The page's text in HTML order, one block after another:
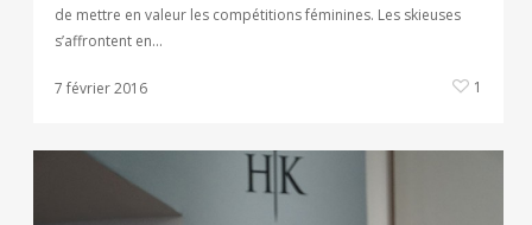
de mettre en valeur les compétitions féminines. Les skieuses
s’affrontent en…
7 février 2016 1